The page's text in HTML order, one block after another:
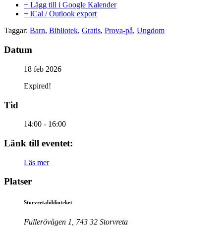
+ Lägg till i Google Kalender
+ iCal / Outlook export
Taggar: Barn, Bibliotek, Gratis, Prova-på, Ungdom
Datum
18 feb 2026
Expired!
Tid
14:00 - 16:00
Länk till eventet:
Läs mer
Platser
Storvretabiblioteket
Fullerövägen 1, 743 32 Storvreta